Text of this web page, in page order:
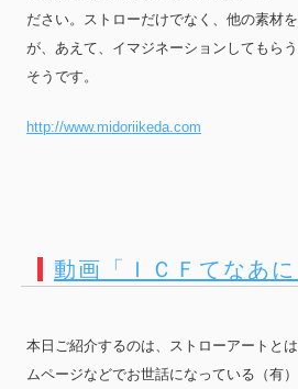
ださい。ストローだけでなく、他の素材
が、あえて、イマジネーションしてもら
そうです。
http://www.midoriikeda.com
動画「ＩＣＦてなあに
本日ご紹介するのは、ストローアートと
ムページなどでお世話になっている（有